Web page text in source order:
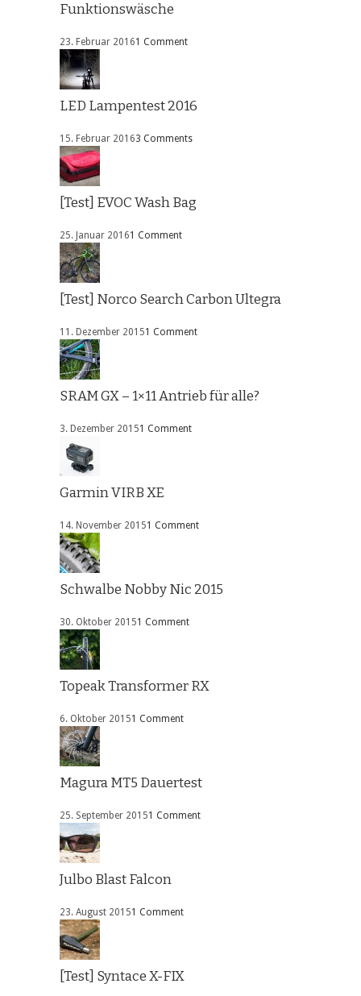
Funktionswäsche
23. Februar 20161 Comment
LED Lampentest 2016
15. Februar 20163 Comments
[Test] EVOC Wash Bag
25. Januar 20161 Comment
[Test] Norco Search Carbon Ultegra
11. Dezember 20151 Comment
SRAM GX – 1×11 Antrieb für alle?
3. Dezember 20151 Comment
Garmin VIRB XE
14. November 20151 Comment
Schwalbe Nobby Nic 2015
30. Oktober 20151 Comment
Topeak Transformer RX
6. Oktober 20151 Comment
Magura MT5 Dauertest
25. September 20151 Comment
Julbo Blast Falcon
23. August 20151 Comment
[Test] Syntace X-FIX